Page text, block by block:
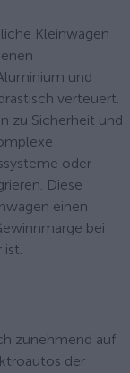
Kleinwagen
und
verteuert.
zu Sicherheit und
oder
Diese
einen
bei
ist.
zunehmend auf
der